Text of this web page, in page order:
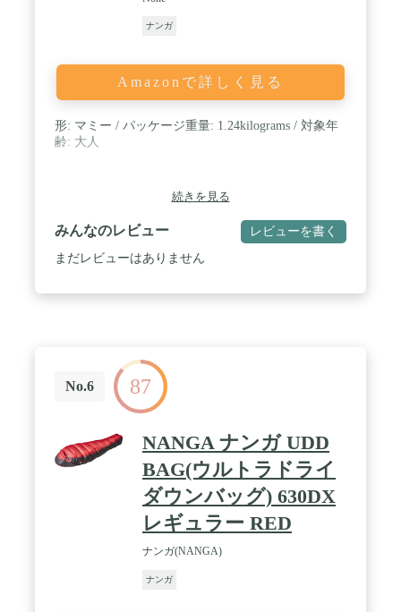
ナンガ
Amazonで詳しく見る
形: マミー / パッケージ重量: 1.24kilograms / 対象年
齢: 大人
続きを見る
みんなのレビュー レビューを書く
まだレビューはありません
No.6 87
NANGA ナンガ UDD
BAG(ウルトラドライ
ダウンバッグ) 630DX
レギュラー RED
ナンガ(NANGA)
ナンガ